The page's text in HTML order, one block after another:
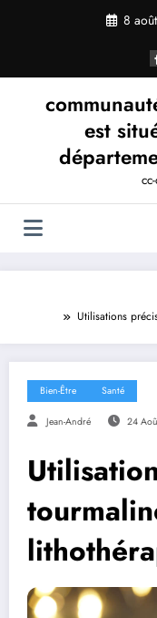
8
est
Utilisations
Bien-Être Santé
Jean-André 24